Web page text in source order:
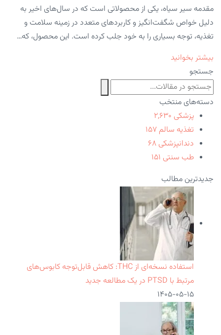
مقدمه سیر سیاه، یکی از محصولاتی است که در سال‌های اخیر به
دلیل خواص شگفت‌انگیز و کاربردهای متعدد در زمینه سلامت و
تغذیه، توجه بسیاری را به خود جلب کرده است. این محصول، که…
بیشتر بخوانید
جستجو
دسته‌های منتخب
پزشکی ۲,۶۳۰
تغذیه سالم ۱۵۷
دندانپزشکی ۶۸
طب سنتی ۱۵۱
جدیدترین مطالب
استفاده نسخه‌ای از THC: کاهش قابل‌توجه کابوس‌های
مرتبط با PTSD در یک مطالعه جدید
۱۴۰۵-۰۵-۱۵